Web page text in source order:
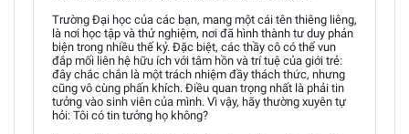
Trường Đại học của các bạn, mang một cái tên thiêng liêng,
là nơi học tập và thử nghiệm, nơi đã hình thành tư duy phản
biện trong nhiều thế kỷ. Đặc biệt, các thầy cô có thể vun
đắp mối liên hệ hữu ích với tâm hồn và trí tuệ của giới trẻ:
đây chắc chắn là một trách nhiệm đầy thách thức, nhưng
cũng vô cùng phấn khích. Điều quan trọng nhất là phải tin
tưởng vào sinh viên của mình. Vì vậy, hãy thường xuyên tự
hỏi: Tôi có tin tưởng họ không?